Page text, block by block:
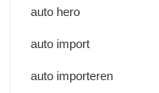
auto hero
auto import
auto importeren